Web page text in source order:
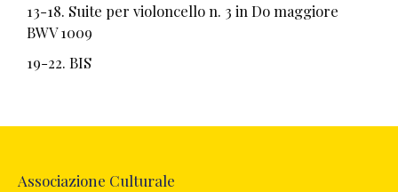
13-18. Suite per violoncello n. 3 in Do maggiore
BWV 1009
19-22. BIS
Associazione Culturale